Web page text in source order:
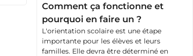
Comment ça fonctionne et
pourquoi en faire un ?
L'orientation scolaire est une étape
importante pour les élèves et leurs
familles. Elle devra être déterminé en